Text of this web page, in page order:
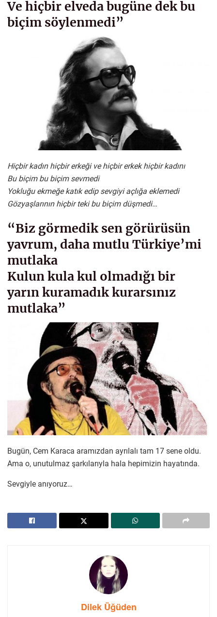
Ve hiçbir elveda bugüne dek bu
biçim söylenmedi”
Hiçbir kadın hiçbir erkeği ve hiçbir erkek hiçbir kadını
Bu biçim bu biçim sevmedi
Yokluğu ekmeğe katık edip sevgiyi açlığa eklemedi
Gözyaşlarının hiçbir teki bu biçim düşmedi…
“Biz görmedik sen görürüsün
yavrum, daha mutlu Türkiye’mi
mutlaka
Kulun kula kul olmadığı bir
yarın kuramadık kurarsınız
mutlaka”
Bugün, Cem Karaca aramızdan ayrılalı tam 17 sene oldu.
Ama o, unutulmaz şarkılarıyla hala hepimizin hayatında.
Sevgiyle anıyoruz…
Dilek Üğüden